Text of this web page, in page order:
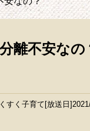
離不安なの
すく子育て[放送日